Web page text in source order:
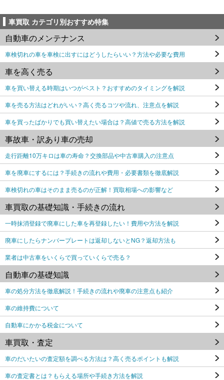
車買取 カテゴリ別おすすめ特集
自動車のメンテナンス
車検切れの車を車検に出すにはどうしたらいい？方法や必要な費用
車を高く売る
車を買い替える時期はいつがベスト？おすすめのタイミングを解説
車を売る方法はどれがいい？高く売るコツや流れ、注意点を解説
車を買ったばかりでも買い替えたい場合は？高値で売る方法を解説
事故車・訳あり車の売却
走行距離10万キロは車の寿命？交換部品や中古車購入の注意点
車を廃車にするには？手続きの流れや費用・必要書類を徹底解説
車検切れの車はそのまま売るのが正解！買取相場への影響など
車買取の基礎知識・手続きの流れ
一時抹消登録で廃車にした車を再登録したい！費用や方法を解説
廃車にしたらナンバープレートは返却しないとNG？返却方法も
業者は中古車をいくらで買っていくらで売る？
自動車の基礎知識
車の処分方法を徹底解説！手続きの流れや廃車の注意点も紹介
車の維持費について
自動車にかかる税金について
車買取・査定
車のだいたいの査定額を調べる方法は？高く売るポイントも解説
車の査定書とは？もらえる場所や手続き方法を解説